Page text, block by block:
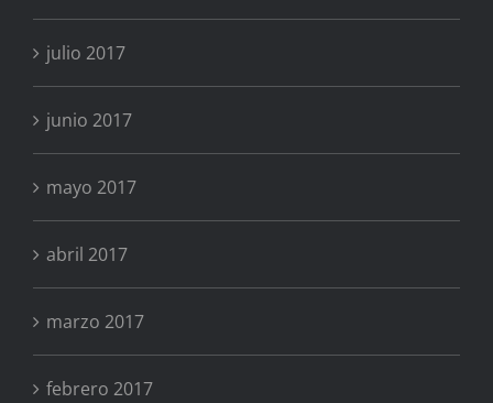
julio 2017
junio 2017
mayo 2017
abril 2017
marzo 2017
febrero 2017